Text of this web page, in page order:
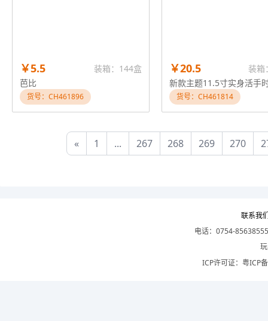
￥5.5
装箱：144盒
芭比
货号：CH461896
￥20.5 装箱
货号：CH461814
« 1 ... 267 268 269 270
联系我
电话：0754-
ICP许可证： 粤ICP